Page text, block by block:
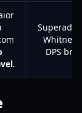
.
Superada
Whitney
DPS